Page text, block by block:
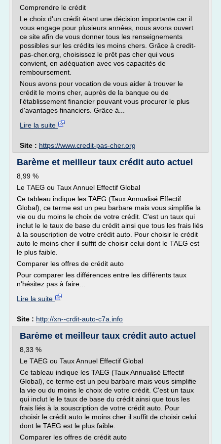
Comprendre le crédit
Le choix d'un crédit étant une décision importante car il
vous engage pour plusieurs années, nous avons ouvert
ce site afin de vous donner tous les renseignements
possibles sur les crédits les moins chers. Grâce à credit-
pas-cher.org, choisissez le prêt pas cher qui vous
convient, en adéquation avec vos capacités de
remboursement.
Nous avons pour vocation de vous aider à trouver le
crédit le moins cher, auprès de la banque ou de
l'établissement financier pouvant vous procurer le plus
d'avantages financiers. Grâce à...
Lire la suite
Site : https://www.credit-pas-cher.org
Barème et meilleur taux crédit auto actuel
8,99 %
Le TAEG ou Taux Annuel Effectif Global
Ce tableau indique les TAEG (Taux Annualisé Effectif
Global), ce terme est un peu barbare mais vous simplifie la
vie ou du moins le choix de votre crédit. C'est un taux qui
inclut le le taux de base du crédit ainsi que tous les frais liés
à la souscription de votre crédit auto. Pour choisir le crédit
auto le moins cher il suffit de choisir celui dont le TAEG est
le plus faible.
Comparer les offres de crédit auto
Pour comparer les différences entre les différents taux
n'hésitez pas à faire...
Lire la suite
Site : http://xn--crdit-auto-c7a.info
Barème et meilleur taux crédit auto actuel
8,33 %
Le TAEG ou Taux Annuel Effectif Global
Ce tableau indique les TAEG (Taux Annualisé Effectif
Global), ce terme est un peu barbare mais vous simplifie
la vie ou du moins le choix de votre crédit. C'est un taux
qui inclut le le taux de base du crédit ainsi que tous les
frais liés à la souscription de votre crédit auto. Pour
choisir le crédit auto le moins cher il suffit de choisir celui
dont le TAEG est le plus faible.
Comparer les offres de crédit auto